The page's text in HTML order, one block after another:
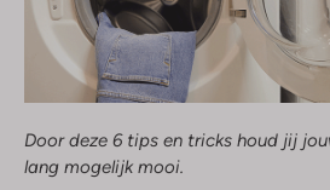
Door deze 6 tips en tricks houd jij
lang mogelijk mooi.